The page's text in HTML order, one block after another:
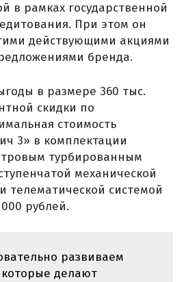
в рамках государственной
При этом он
действующими акциями
бренда.
в размере 360 тыс.
скидки по
стоимость
3» в комплектации
турбированным
механической
телематической системой
рублей.
развиваем
делают